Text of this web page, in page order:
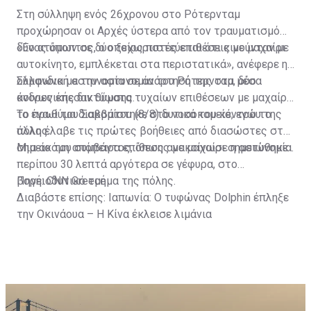
Στη σύλληψη ενός 26χρονου στο Ρότερνταμ
προχώρησαν οι Αρχές ύστερα από τον τραυματισμό
δύο ατόμων σε δύο ξεχωριστές επιθέσεις με μαχαίρι.
«Ένας ύποπτος, ο οποίος πιστεύεται ότι κινούνταν με
αυτοκίνητο, εμπλέκεται στα περιστατικά», ανέφερε η
ολλανδική αστυνομία σε ανάρτησή της στα μέσα
κοινωνικής δικτύωσης.
Σύμφωνα με την αστυνομία του Ρότερνταμ, δύο
άνδρες έπεσαν θύματα τυχαίων επιθέσεων με μαχαίρι
το πρωί του Σαββάτου (8/8) δυτικά του κέντρου της
πόλης.
Το ένα θύμα διακομίστηκε στο νοσοκομείο, ενώ το
άλλο έλαβε τις πρώτες βοήθειες από διασώστες στο
σημείο του συμβάντος, όπως ανακοίνωσε η αστυνομία.
Μια ακόμη απόπειρα επίθεσης με μαχαίρι σημειώθηκε
περίπου 30 λεπτά αργότερα σε γέφυρα, στο
βορειοδυτικό τμήμα της πόλης.
Πηγή: CNN Greece
Διαβάστε επίσης: Ιαπωνία: Ο τυφώνας Dolphin έπληξε
την Οκινάουα – Η Κίνα έκλεισε λιμάνια